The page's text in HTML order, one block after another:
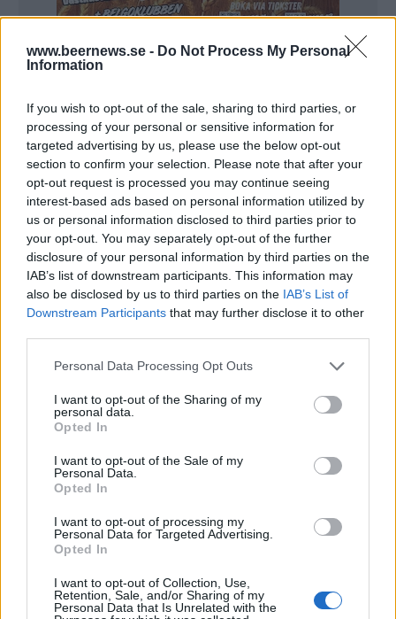
www.beernews.se - Do Not Process My Personal
Information
If you wish to opt-out of the sale, sharing to third parties, or
processing of your personal or sensitive information for
targeted advertising by us, please use the below opt-out
section to confirm your selection. Please note that after your
opt-out request is processed you may continue seeing
interest-based ads based on personal information utilized by
us or personal information disclosed to third parties prior to
your opt-out. You may separately opt-out of the further
disclosure of your personal information by third parties on the
IAB’s list of downstream participants. This information may
also be disclosed by us to third parties on the IAB’s List of
Downstream Participants that may further disclose it to other
Personal Data Processing Opt Outs
I want to opt-out of the Sharing of my
personal data.
Opted In
I want to opt-out of the Sale of my
Personal Data.
Opted In
I want to opt-out of processing my
Personal Data for Targeted Advertising.
Opted In
I want to opt-out of Collection, Use,
Retention, Sale, and/or Sharing of my
Personal Data that Is Unrelated with the
satsning och flytt till Göteborg. I en lokal på Hisingen har
det installerats ett bryggverk på 2000 liter och sex
jästankar på vardera 3000 liter.
Om det inte vore för en försenad ångpanna hade
bryggningen redan varit i gång.
– Vi flyttade in 1 februari och då skulle ångpannan ha varit
här. Jag är ganska rastlös och tycker att allt går långsamt nu,
säger Gustavsson.
Nu har i alla fall ångpannan anlänt och den installeras i den
nya lokalen. Inom en månad ska det bryggas öl i lokalen och
resan dit har varit lärorik.
– Det är många olika detaljer som ska lösas, det är inte
direkt plug and play när man ska ha ett sådant här bryggeri.
Det blir en del frågor man inte har svar på direkt, jag har ju
inte gjort en sådan här satsning tidigare, säger Gustavsson.